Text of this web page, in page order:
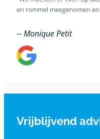
-- Monique Petit
Vrijblijvend